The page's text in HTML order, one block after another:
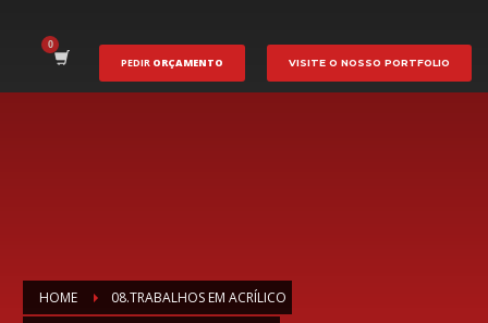
PEDIR ORÇAMENTO VISITE O NOSSO PORTFOLIO
HOME
08.TRABALHOS EM ACRÍLICO